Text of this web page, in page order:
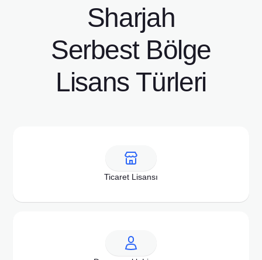
Sharjah
Serbest Bölge
Lisans Türleri
Ticaret Lisansı